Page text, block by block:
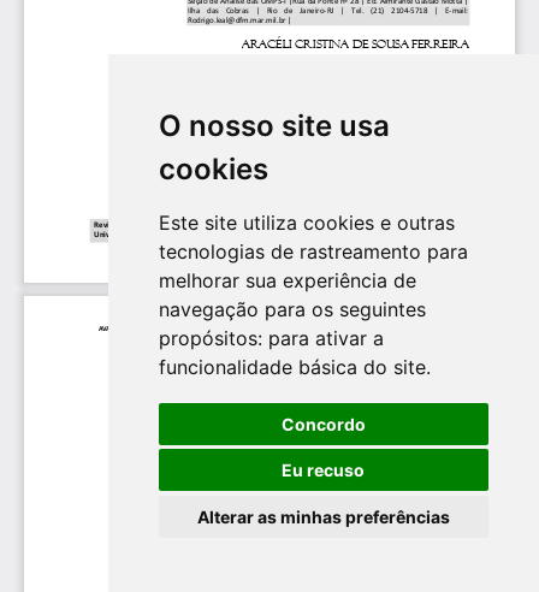
O nosso site usa
cookies
Este site utiliza cookies e outras
tecnologias de rastreamento para
melhorar sua experiência de
navegação para os seguintes
propósitos: para ativar a
funcionalidade básica do site.
Concordo
Eu recuso
Alterar as minhas preferências